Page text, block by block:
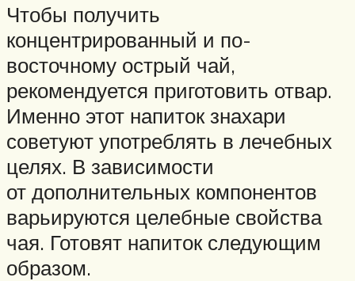
Чтобы получить
концентрированный и по-
восточному острый чай,
рекомендуется приготовить отвар.
Именно этот напиток знахари
советуют употреблять в лечебных
целях. В зависимости
от дополнительных компонентов
варьируются целебные свойства
чая. Готовят напиток следующим
образом.